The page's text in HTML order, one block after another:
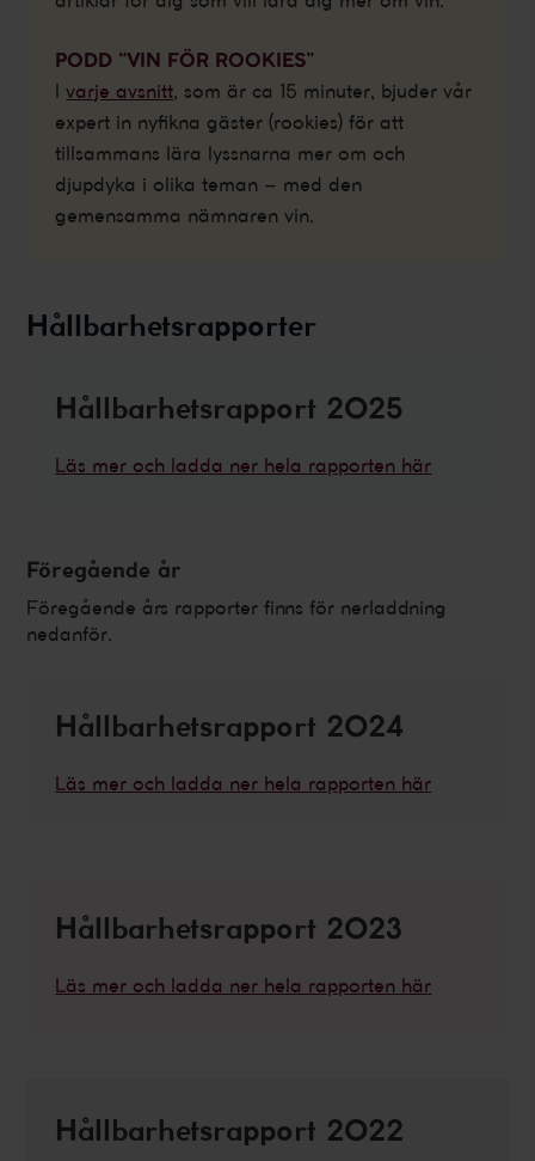
PODD “VIN FÖR ROOKIES”
Ivarje avsnitt, som är ca 15 minuter, bjuder vår
expert in nyfikna gäster (rookies) för att
tillsammans lära lyssnarna mer om och
djupdyka i olika teman – med den
gemensamma nämnaren vin.
Hållbarhetsrapporter
Hållbarhetsrapport 2025
Läs mer och ladda ner hela rapporten här
Föregående år
Föregående års rapporter finns för nerladdning
nedanför.
Hållbarhetsrapport 2024
Läs mer och ladda ner hela rapporten här
Hållbarhetsrapport 2023
Läs mer och ladda ner hela rapporten här
Hållbarhetsrapport 2022